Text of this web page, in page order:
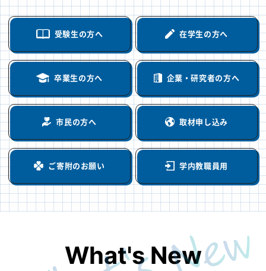
受験生の方へ 在学生の方へ
卒業生の方へ 企業・研究者の方へ
市民の方へ 取材申し込み
ご寄附のお願い 学内教職員用
What's New